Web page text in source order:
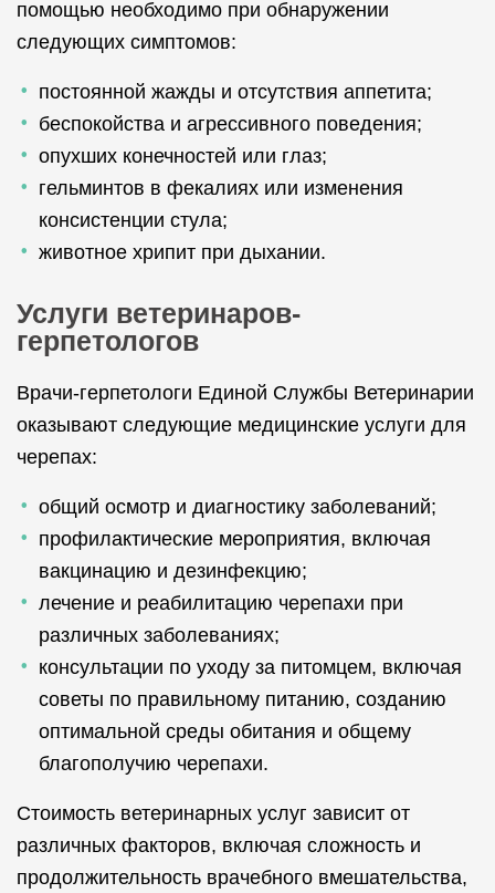
помощью необходимо при обнаружении
следующих симптомов:
постоянной жажды и отсутствия аппетита;
беспокойства и агрессивного поведения;
опухших конечностей или глаз;
гельминтов в фекалиях или изменения
консистенции стула;
животное хрипит при дыхании.
Услуги ветеринаров-
герпетологов
Врачи-герпетологи Единой Службы Ветеринарии
оказывают следующие медицинские услуги для
черепах:
общий осмотр и диагностику заболеваний;
профилактические мероприятия, включая
вакцинацию и дезинфекцию;
лечение и реабилитацию черепахи при
различных заболеваниях;
консультации по уходу за питомцем, включая
советы по правильному питанию, созданию
оптимальной среды обитания и общему
благополучию черепахи.
Стоимость ветеринарных услуг зависит от
различных факторов, включая сложность и
продолжительность врачебного вмешательства,